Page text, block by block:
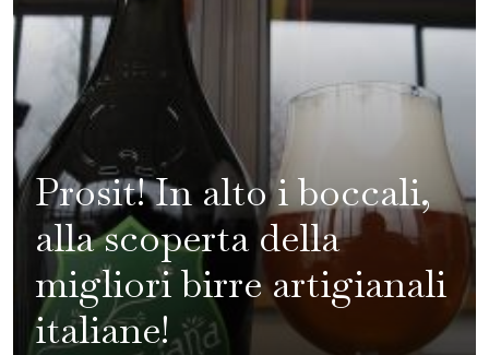
Prosit! In alto i boccali,
alla scoperta della
migliori birre artigianali
italiane!